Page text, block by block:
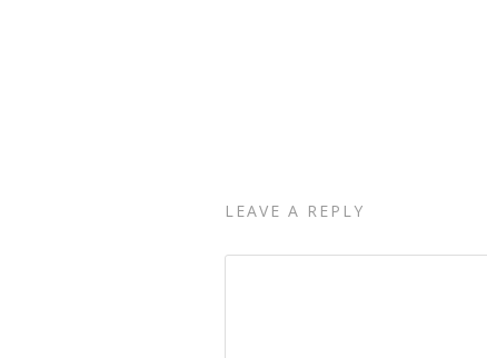
LEAVE A REPLY